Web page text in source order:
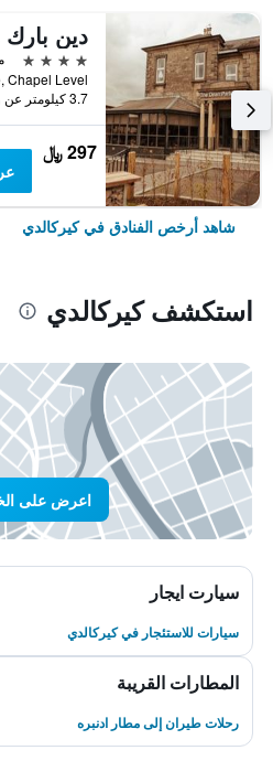
دين
4 نجوم
3.7 كيلومتر عن وسط المدينة
297 ﷼
شاهد أرخص الفنادق في كيركالدي
استكشف كيركالدي
اعرض على
سيارت ايجار
سيارات للاستئجار في كيركالدي
المطارات القريبة
رحلات طيران إلى مطار ادنبره